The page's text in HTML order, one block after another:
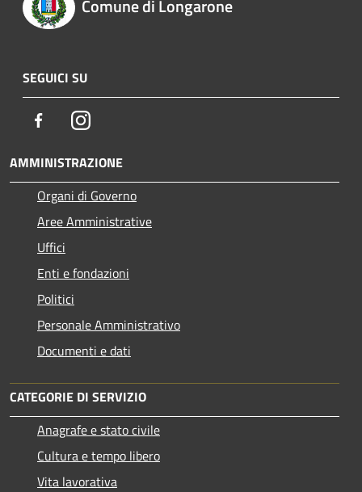
Comune di Longarone
SEGUICI SU
FacebookInstagram
AMMINISTRAZIONE
Organi di Governo
Aree Amministrative
Uffici
Enti e fondazioni
Politici
Personale Amministrativo
Documenti e dati
CATEGORIE DI SERVIZIO
Anagrafe e stato civile
Cultura e tempo libero
Vita lavorativa